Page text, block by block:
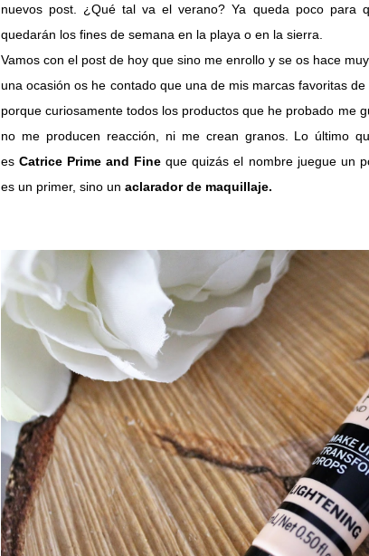
nuevos post. ¿Qué tal va el verano? Ya queda poco para
quedarán los fines de semana en la playa o en la sierra.
Vamos con el post de hoy que sino me enrollo y se os hace
una ocasión os he contado que una de mis marcas favoritas
porque curiosamente todos los productos que he probado me
no me producen reacción, ni me crean granos. Lo último
esCatrice Prime and Fine que quizás el nombre juegue un
es un primer, sino un aclarador de maquillaje.